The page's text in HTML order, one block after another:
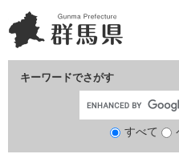
ー
ジ
ニ
ュ
て
キーワードでさがす
すべて